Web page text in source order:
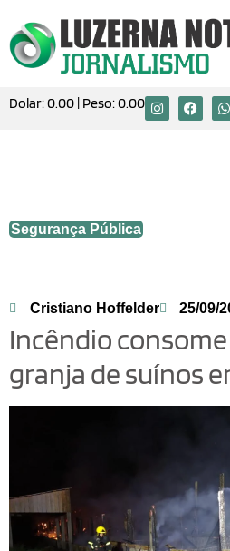
Dolar:0.00 | Peso:0.00
Segurança Pública
Cristiano Hoffelder 25/09/
Incêndio
granja de suínos